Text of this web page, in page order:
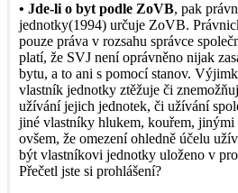
• Jde-li o byt podle ZoVB, pak
jednotky(1994) určuje ZoVB.
pouze práva v rozsahu správce
platí, že SVJ není oprávněno nijak
bytu, a to ani s pomocí stanov.
vlastník jednotky ztěžuje či
užívání jejich jednotek, či užívání
jiné vlastníky hlukem, kouřem, jinými
ovšem, že omezení ohledně účelu
být vlastníkovi jednotky uloženo v
Přečetl jste si prohlášení?